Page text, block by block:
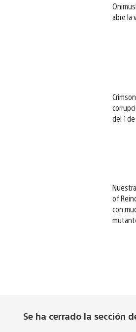
abre la
del 1
of
con
Se ha cerrado la sección